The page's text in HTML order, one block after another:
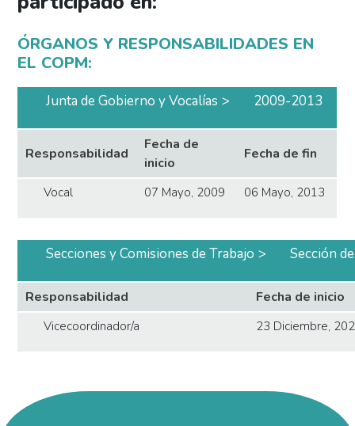
ÓRGANOS Y RESPONSABILIDADES EN
EL COPM:
Junta de Gobierno y Vocalías 2009-2013
Responsabilidad
Fecha de
inicio
Fecha de fin
Vocal 07 Mayo, 2009 06 Mayo, 2013
Secciones y Comisiones de Trabajo Sección
Responsabilidad Fecha de inicio
Vicecoordinador/a 23 Diciembre,